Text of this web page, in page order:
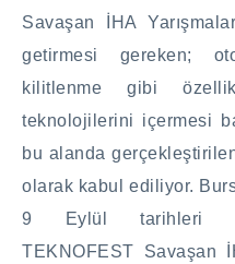
Savaşan İHA
getirmesi gereken;
kilitlenme gibi
teknolojilerini içermesi
bu alanda
olarak kabul ediliyor.
9 Eylül tarihleri
TEKNOFEST Savaşan